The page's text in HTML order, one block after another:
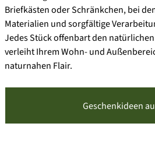
Briefkästen oder Schränkchen, bei
Materialien und sorgfältige
Jedes Stück offenbart den
verleiht Ihrem Wohn- und
naturnahen Flair.
Geschenkideen